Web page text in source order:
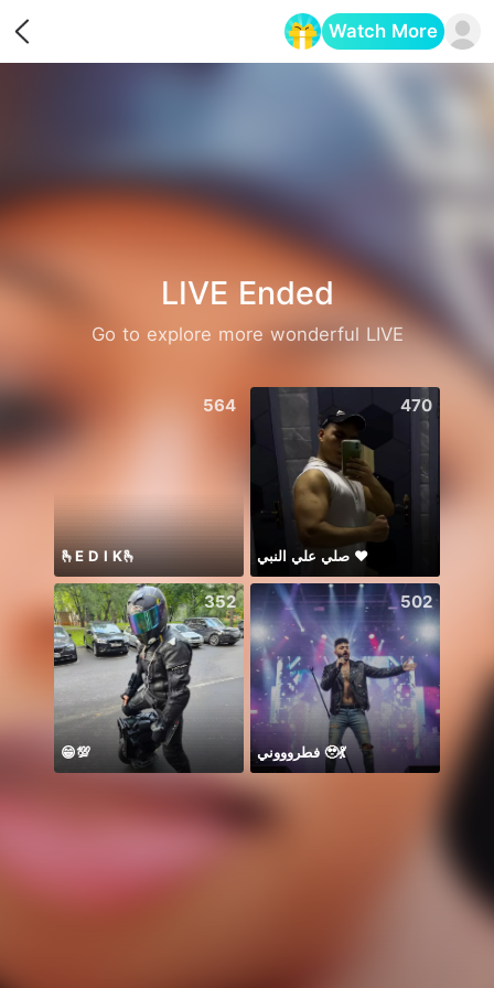
Watch More
LIVE Ended
Go to explore more wonderful LIVE
564
🫰E D I K🫰
470
صلي علي النبي ♥️
352
😁💯
502
فطروووني 🥹💃